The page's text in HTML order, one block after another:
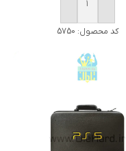
افزودن به سبد خرید
کد محصول: 5750